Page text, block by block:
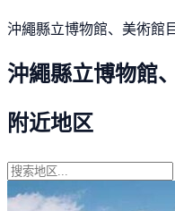
沖繩縣立博物館、美術館
沖繩縣立博物館
附近地区